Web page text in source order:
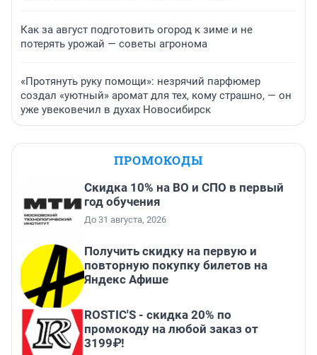
Как за август подготовить огород к зиме и не
потерять урожай — советы агронома
«Протянуть руку помощи»: незрячий парфюмер
создал «уютный» аромат для тех, кому страшно, — он
уже увековечил в духах Новосибирск
ПРОМОКОДЫ
Скидка 10% на ВО и СПО в первый
год обучения
До 31 августа, 2026
Получить скидку на первую и
повторную покупку билетов на
Яндекс Афише
ROSTIC'S - скидка 20% по
промокоду на любой заказ от
3199₽!